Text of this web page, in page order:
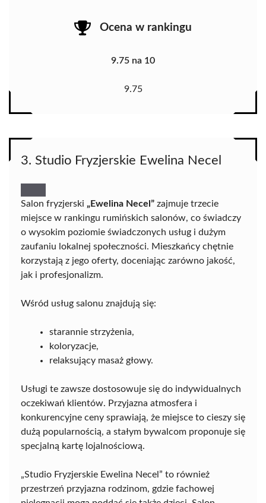
Ocena w rankingu
9.75 na 10
9.75
3. Studio Fryzjerskie Ewelina Necel
Salon fryzjerski „Ewelina Necel” zajmuje trzecie
miejsce w rankingu rumińskich salonów, co świadczy
o wysokim poziomie świadczonych usług i dużym
zaufaniu lokalnej społeczności. Mieszkańcy chętnie
korzystają z jego oferty, doceniając zarówno jakość,
jak i profesjonalizm.
Wśród usług salonu znajdują się:
starannie strzyżenia,
koloryzacje,
relaksujący masaż głowy.
Usługi te zawsze dostosowuje się do indywidualnych
oczekiwań klientów. Przyjazna atmosfera i
konkurencyjne ceny sprawiają, że miejsce to cieszy się
dużą popularnością, a stałym bywalcom proponuje się
specjalną kartę lojalnościową.
„Studio Fryzjerskie Ewelina Necel” to również
przestrzeń przyjazna rodzinom, gdzie fachowej